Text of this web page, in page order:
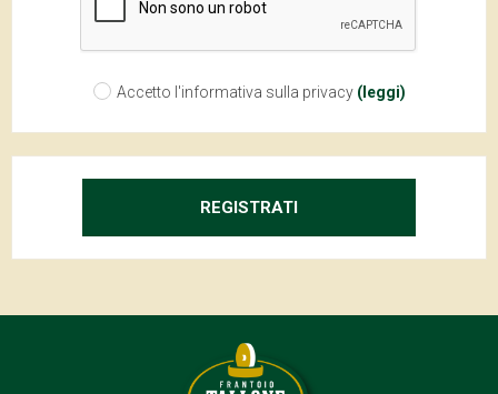
Accetto l'informativa sulla privacy (leggi)
REGISTRATI